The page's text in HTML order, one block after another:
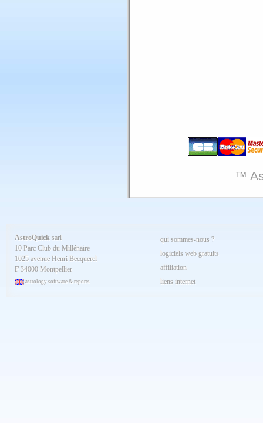
™
AstroQuick sarl
10 Parc Club du Millénaire
1025 avenue Henri Becquerel
F 34000 Montpellier
astrology software & reports
qui sommes-nous ?
logiciels web gratuits
affiliation
liens internet